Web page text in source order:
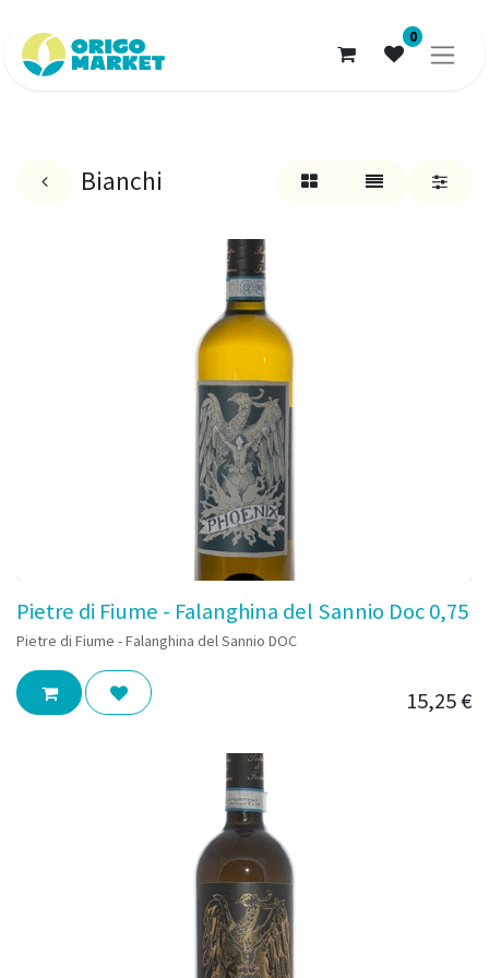
0
Bianchi
Pietre di Fiume - Falanghina del Sannio Doc 0,75
Pietre di Fiume - Falanghina del Sannio DOC
15,25€